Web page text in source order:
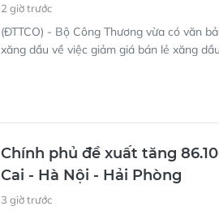
2 giờ trước
(ĐTTCO) - Bộ Công Thương vừa có văn
xăng dầu về việc giảm giá bán lẻ xăng
Chính phủ đề xuất tăng
Cai - Hà Nội - Hải Phòng
3 giờ trước